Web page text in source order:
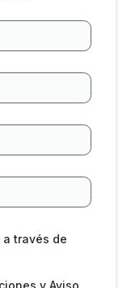
través de
yAviso